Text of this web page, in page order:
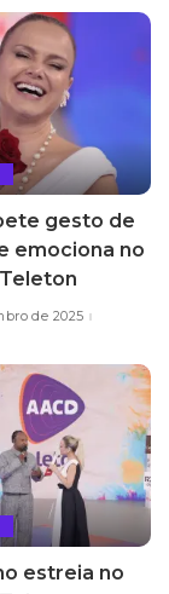
gesto de
emociona no
de 2025
estreia no